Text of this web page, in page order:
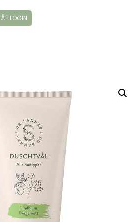
ÅF LOGIN